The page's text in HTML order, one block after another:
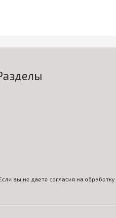
Если вы не даете согласия на